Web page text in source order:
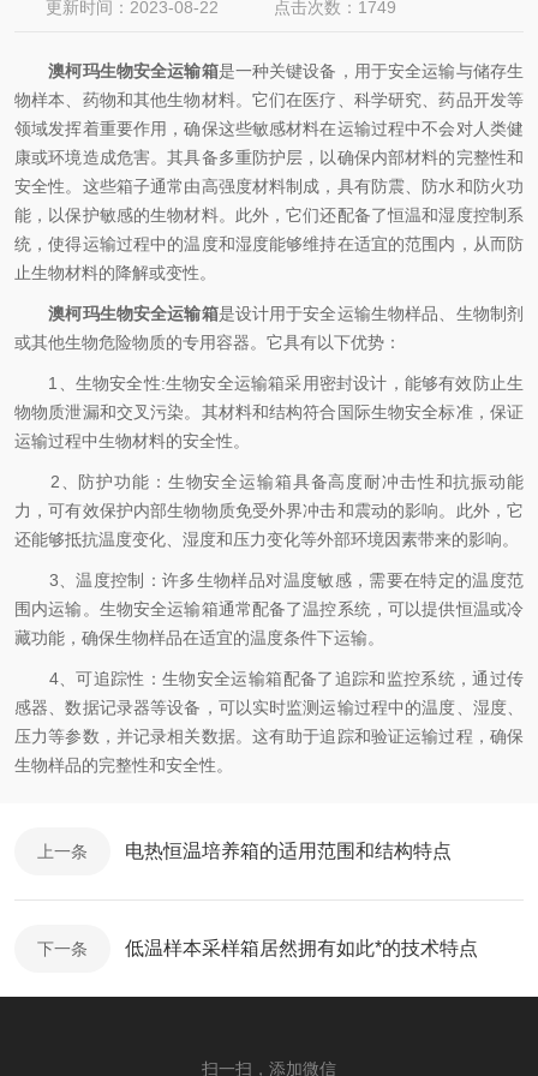
更新时间：2023-08-22 点击次数：1749
澳柯玛生物安全运输箱是一种关键设备，用于安全运输与储存生
物样本、药物和其他生物材料。它们在医疗、科学研究、药品开发等
领域发挥着重要作用，确保这些敏感材料在运输过程中不会对人类健
康或环境造成危害。其具备多重防护层，以确保内部材料的完整性和
安全性。这些箱子通常由高强度材料制成，具有防震、防水和防火功
能，以保护敏感的生物材料。此外，它们还配备了恒温和湿度控制系
统，使得运输过程中的温度和湿度能够维持在适宜的范围内，从而防
止生物材料的降解或变性。
澳柯玛生物安全运输箱是设计用于安全运输生物样品、生物制剂
或其他生物危险物质的专用容器。它具有以下优势：
1、生物安全性:生物安全运输箱采用密封设计，能够有效防止生
物物质泄漏和交叉污染。其材料和结构符合国际生物安全标准，保证
运输过程中生物材料的安全性。
2、防护功能：生物安全运输箱具备高度耐冲击性和抗振动能
力，可有效保护内部生物物质免受外界冲击和震动的影响。此外，它
还能够抵抗温度变化、湿度和压力变化等外部环境因素带来的影响。
3、温度控制：许多生物样品对温度敏感，需要在特定的温度范
围内运输。生物安全运输箱通常配备了温控系统，可以提供恒温或冷
藏功能，确保生物样品在适宜的温度条件下运输。
4、可追踪性：生物安全运输箱配备了追踪和监控系统，通过传
感器、数据记录器等设备，可以实时监测运输过程中的温度、湿度、
压力等参数，并记录相关数据。这有助于追踪和验证运输过程，确保
生物样品的完整性和安全性。
上一条 电热恒温培养箱的适用范围和结构特点
下一条 低温样本采样箱居然拥有如此*的技术特点
扫一扫，添加微信